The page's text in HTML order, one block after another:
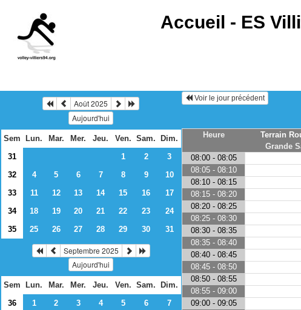
Accueil - ES
Août 2025
Aujourd'hui
Sem Lun. Mar. Mer. Jeu. Ven. Sam. Dim.
31
1 2
3
32
4 5 6 7 8 9
10
33
11 12 13 14 15 16
17
34
18 19 20 21 22 23
24
35
25 26 27 28 29 30 31
Septembre 2025
Aujourd'hui
Sem Lun. Mar. Mer. Jeu. Ven. Sam.
Dim.
36
1 2 3 4 5 6
7
Voir le jour précédent
Heure
Terrain
Grande
08:00 - 08:05
08:05 - 08:10
08:10 - 08:15
08:15 - 08:20
08:20 - 08:25
08:25 - 08:30
08:30 - 08:35
08:35 - 08:40
08:40 - 08:45
08:45 - 08:50
08:50 - 08:55
08:55 - 09:00
09:00 - 09:05